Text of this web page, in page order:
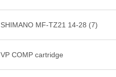
SHIMANO MF-TZ21 14-28 (7)
VP COMP cartridge